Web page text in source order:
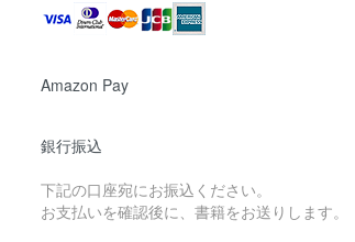
Amazon Pay
銀行振込
下記の口座宛にお振込ください。
お支払いを確認後に、書籍をお送りします。